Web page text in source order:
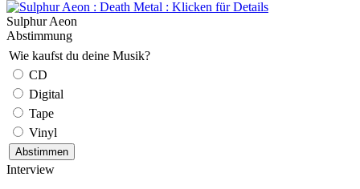
Sulphur Aeon
Abstimmung
Wie kaufst du deine Musik?
CD
Digital
Tape
Vinyl
Interview